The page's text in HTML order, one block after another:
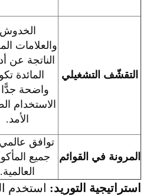
التقشّف التشغيلي
الخدوش
والعلامات
الناتجة عن
المائدة
واضحة
الاستخدام
الأمد.
المرونة في القوائم
توافق
جميع
العالمية.
استراتيجية التوريد:
استخدم